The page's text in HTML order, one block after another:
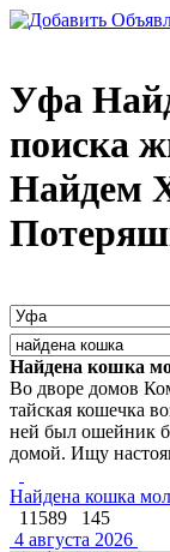
Уфа
поиска
Найдем
Найдена кошка
Во дворе домов
тайская кошечка
ней был ошейник
домой. Ищу
Найдена кошка
11589
145
4 августа 2026